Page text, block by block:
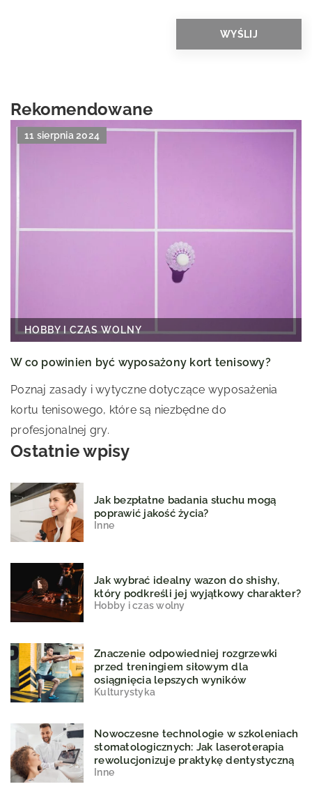
Rekomendowane
11 sierpnia 2024
HOBBY I CZAS WOLNY
W co powinien być wyposażony kort tenisowy?
Poznaj zasady i wytyczne dotyczące wyposażenia
kortu tenisowego, które są niezbędne do
profesjonalnej gry.
Ostatnie wpisy
Jak bezpłatne badania słuchu mogą
poprawić jakość życia?
Inne
Jak wybrać idealny wazon do shishy,
który podkreśli jej wyjątkowy charakter?
Hobby i czas wolny
Znaczenie odpowiedniej rozgrzewki
przed treningiem siłowym dla
osiągnięcia lepszych wyników
Kulturystyka
Nowoczesne technologie w szkoleniach
stomatologicznych: Jak laseroterapia
rewolucjonizuje praktykę dentystyczną
Inne